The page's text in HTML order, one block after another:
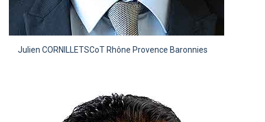
Julien CORNILLETSCoT Rhône Provence Baronnies